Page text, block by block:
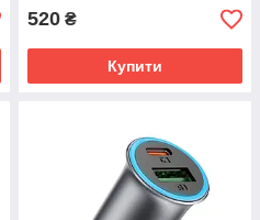
520 ₴
Купити